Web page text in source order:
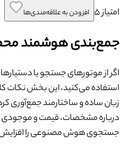
امتیاز۵ افزودن به علاقه‌مندی‌ها
جمع‌بندی هوشمند
اگر از موتورهای جستجو یا
استفاده می‌کنید، این بخش نکات
زبان ساده و ساختارمند
درباره مشخصات، قیمت و
جستجوی هوش مصنوعی را